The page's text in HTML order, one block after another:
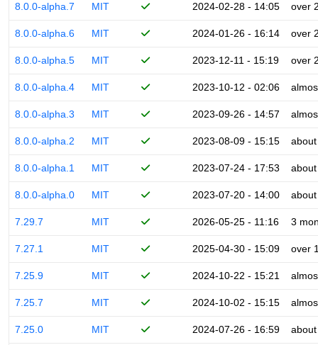
8.0.0-alpha.7 MIT 2024-02-28 - 14:05 over
8.0.0-alpha.6 MIT 2024-01-26 - 16:14 over
8.0.0-alpha.5 MIT 2023-12-11 - 15:19 over
8.0.0-alpha.4 MIT 2023-10-12 - 02:06
8.0.0-alpha.3 MIT 2023-09-26 - 14:57
8.0.0-alpha.2 MIT 2023-08-09 - 15:15
8.0.0-alpha.1 MIT 2023-07-24 - 17:53
8.0.0-alpha.0 MIT 2023-07-20 - 14:00
7.29.7 MIT 2026-05-25 - 11:16 3
7.27.1 MIT 2025-04-30 - 15:09 over
7.25.9 MIT 2024-10-22 - 15:21
7.25.7 MIT 2024-10-02 - 15:15
7.25.0 MIT 2024-07-26 - 16:59